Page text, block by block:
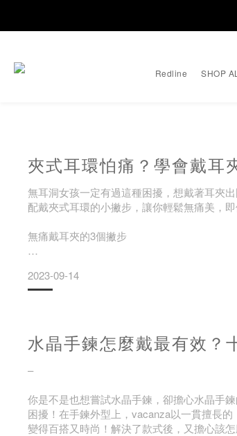
Redline SHOP
夾式耳環怕痛？學會戴耳
無耳洞女孩一定有過這種困擾，想戴著耳夾
配戴夾式耳環的小撇步，讓你輕鬆無痛美，即
無痛戴耳夾的3個撇步
針對不同款式的耳夾，可以使用專屬的矽膠
厚耳垂、薄耳垂耳夾推薦
依照耳垂厚度來挑
2023-09-14
水晶手鍊怎麼戴最有效？
–
你是不是也想嘗試水晶手鍊，卻擔心水晶手
困擾！在手鍊外型上，vacanza以一貫擅長
變得百搭又時尚！解決了款式後，又擔心該